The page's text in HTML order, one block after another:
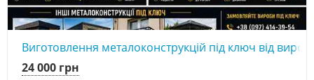
Виготовлення металоконструкцій під ключ від
24 000 грн